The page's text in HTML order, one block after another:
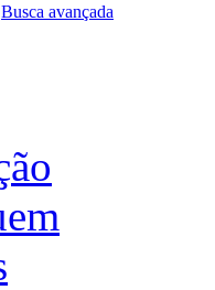
Busca avançada